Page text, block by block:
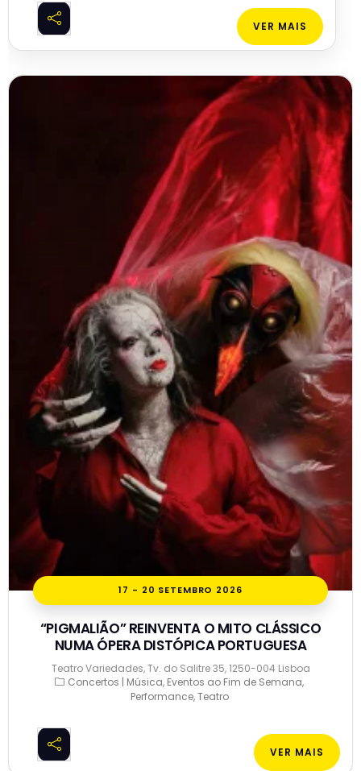
VER MAIS
17 - 20 SETEMBRO 2026
“PIGMALIÃO” REINVENTA O MITO CLÁSSICO
NUMA ÓPERA DISTÓPICA PORTUGUESA
Teatro Variedades, Tv. do Salitre 35, 1250-004 Lisboa
Concertos | Música Eventos ao Fim de Semana
Performance Teatro
VER MAIS